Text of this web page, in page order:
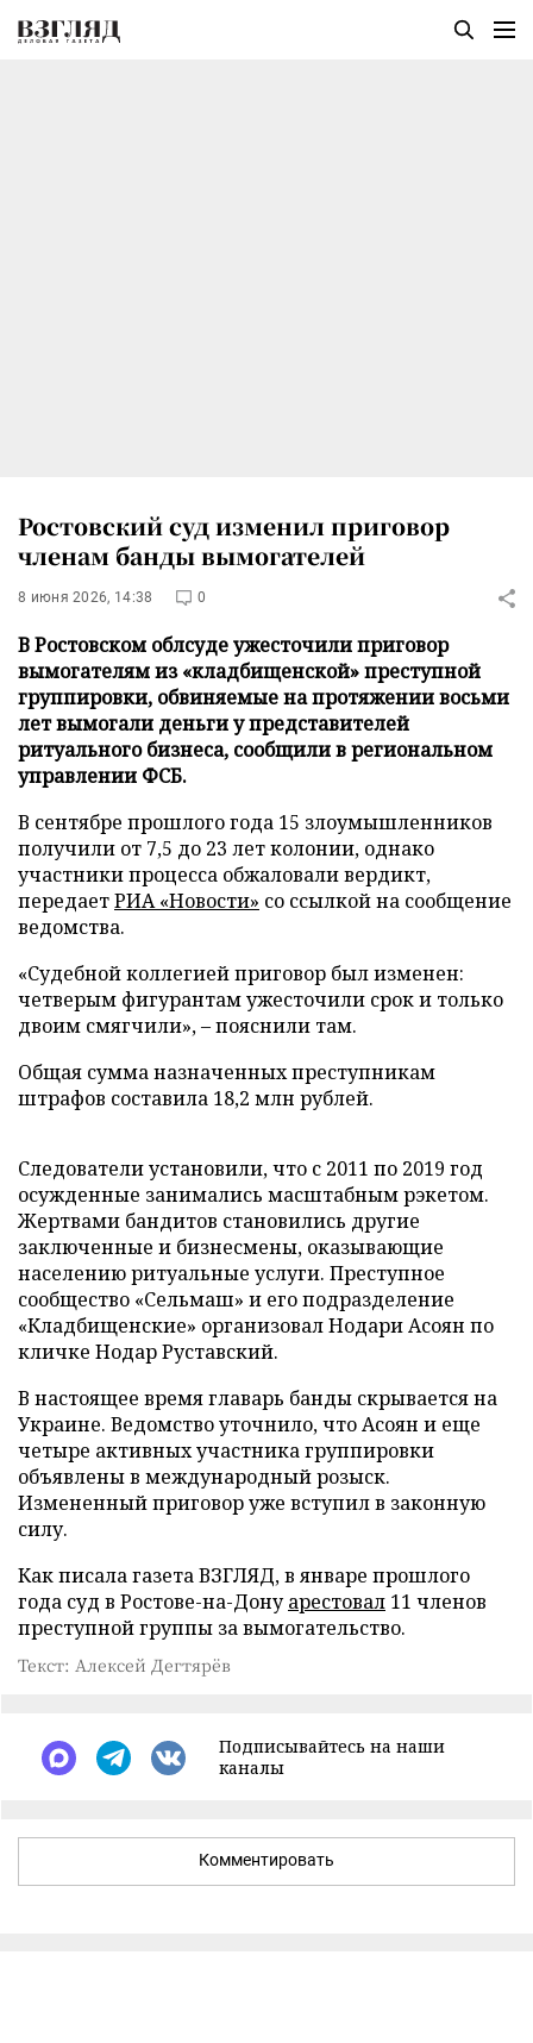
Ростовский суд изменил приговор
членам банды вымогателей
8 июня 2026, 14:38 0
В Ростовском облсуде ужесточили приговор
вымогателям из «кладбищенской» преступной
группировки, обвиняемые на протяжении восьми
лет вымогали деньги у представителей
ритуального бизнеса, сообщили в региональном
управлении ФСБ.
В сентябре прошлого года 15 злоумышленников
получили от 7,5 до 23 лет колонии, однако
участники процесса обжаловали вердикт,
передаетРИА «Новости» со ссылкой на сообщение
ведомства.
«Судебной коллегией приговор был изменен:
четверым фигурантам ужесточили срок и только
двоим смягчили», – пояснили там.
Общая сумма назначенных преступникам
штрафов составила 18,2 млн рублей.
Следователи установили, что с 2011 по 2019 год
осужденные занимались масштабным рэкетом.
Жертвами бандитов становились другие
заключенные и бизнесмены, оказывающие
населению ритуальные услуги. Преступное
сообщество «Сельмаш» и его подразделение
«Кладбищенские» организовал Нодари Асоян по
кличке Нодар Руставский.
В настоящее время главарь банды скрывается на
Украине. Ведомство уточнило, что Асоян и еще
четыре активных участника группировки
объявлены в международный розыск.
Измененный приговор уже вступил в законную
силу.
Как писала газета ВЗГЛЯД, в январе прошлого
года суд в Ростове-на-Донуарестовал 11 членов
преступной группы за вымогательство.
Текст: Алексей Дегтярёв
Подписывайтесь на наши
каналы
Комментировать